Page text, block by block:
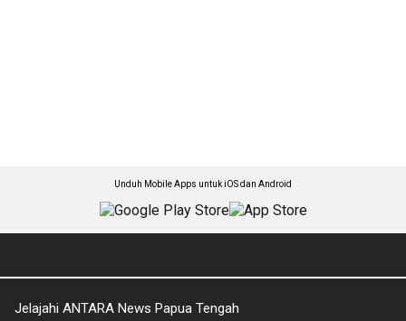
Unduh Mobile Apps untuk iOS dan Android
Jelajahi ANTARA News Papua Tengah